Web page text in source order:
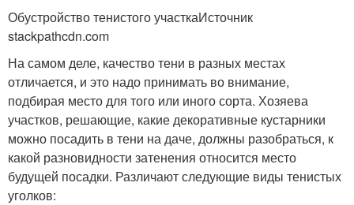
Обустройство тенистого участкаИсточник
stackpathcdn.com
На самом деле, качество тени в разных местах
отличается, и это надо принимать во внимание,
подбирая место для того или иного сорта. Хозяева
участков, решающие, какие декоративные кустарники
можно посадить в тени на даче, должны разобраться, к
какой разновидности затенения относится место
будущей посадки. Различают следующие виды тенистых
уголков: